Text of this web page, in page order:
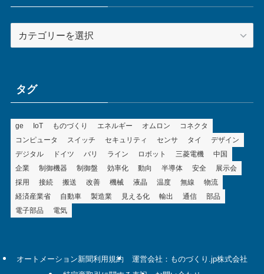
テ
ータグ
ge IoT ものづくり エネルギー オムロン
コネクタ
コンピュータ
スイッチ セキュリティ センサ タイ
デザイン
デジタル
ドイツ バリ ライン ロボット 三菱電機
中国
企業
制御機器 制御盤 効率化 動向 半導体 安全
展示会
採用
接続 搬送 改善 機械 液晶 温度 無線
物流
経済産業省
自動車 製造業 見える化 輸出 通信
部品
電子部品
電気
オートメーション新聞利用規約
運営会社：ものづくり.jp株式会社